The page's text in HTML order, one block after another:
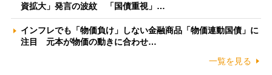
資拡大」発言の波紋 「国債重視」…
インフレでも「物価負け」しない金融商品「物価連動国債」に
注目 元本が物価の動きに合わせ…
一覧を見る